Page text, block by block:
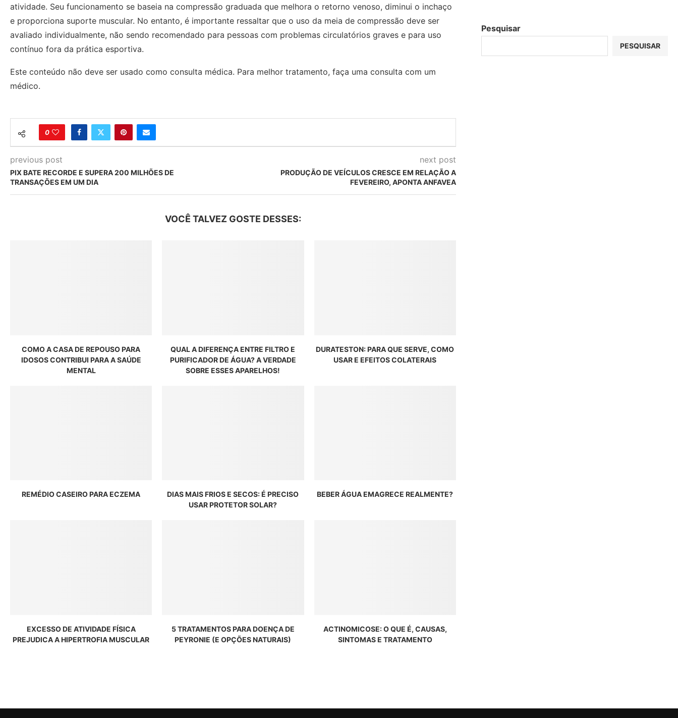
atividade. Seu funcionamento se baseia na compressão graduada que melhora o retorno venoso, diminui o inchaço
e proporciona suporte muscular. No entanto, é importante ressaltar que o uso da meia de compressão deve ser
avaliado individualmente, não sendo recomendado para pessoas com problemas circulatórios graves e para uso
contínuo fora da prática esportiva.
Este conteúdo não deve ser usado como consulta médica. Para melhor tratamento, faça uma consulta com um
médico.
0
previous post
PIX BATE RECORDE E SUPERA 200 MILHÕES DE
TRANSAÇÕES EM UM DIA
next post
PRODUÇÃO DE VEÍCULOS CRESCE EM RELAÇÃO A
FEVEREIRO, APONTA ANFAVEA
VOCÊ TALVEZ GOSTE DESSES:
COMO A CASA DE REPOUSO PARA
IDOSOS CONTRIBUI PARA A SAÚDE
MENTAL
QUAL A DIFERENÇA ENTRE FILTRO E
PURIFICADOR DE ÁGUA? A VERDADE
SOBRE ESSES APARELHOS!
DURATESTON: PARA QUE SERVE, COMO
USAR E EFEITOS COLATERAIS
REMÉDIO CASEIRO PARA ECZEMA
DIAS MAIS FRIOS E SECOS: É PRECISO
USAR PROTETOR SOLAR?
BEBER ÁGUA EMAGRECE REALMENTE?
EXCESSO DE ATIVIDADE FÍSICA
PREJUDICA A HIPERTROFIA MUSCULAR
5 TRATAMENTOS PARA DOENÇA DE
PEYRONIE (E OPÇÕES NATURAIS)
ACTINOMICOSE: O QUE É, CAUSAS,
SINTOMAS E TRATAMENTO
Pesquisar
PESQUISAR